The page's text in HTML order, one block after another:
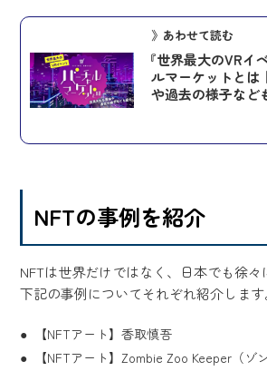
》あわせて読む
『世界最大のVRイ
ルマーケットとは
や過去の様子など
NFTの事例を紹介
NFTは世界だけではなく、日本でも徐々
下記の事例についてそれぞれ紹介します
【NFTアート】香取慎吾
【NFTアート】Zombie Zoo Keeper（ゾ